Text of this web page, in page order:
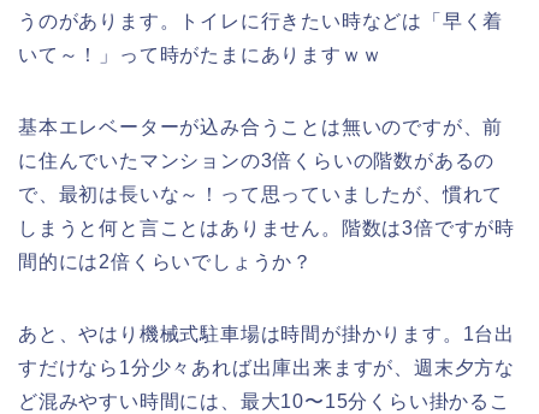
うのがあります。トイレに行きたい時などは「早く着
いて～！」って時がたまにありますｗｗ
基本エレベーターが込み合うことは無いのですが、前
に住んでいたマンションの3倍くらいの階数があるの
で、最初は長いな～！って思っていましたが、慣れて
しまうと何と言ことはありません。階数は3倍ですが時
間的には2倍くらいでしょうか？
あと、やはり機械式駐車場は時間が掛かります。1台出
すだけなら1分少々あれば出庫出来ますが、週末夕方な
ど混みやすい時間には、最大10〜15分くらい掛かるこ